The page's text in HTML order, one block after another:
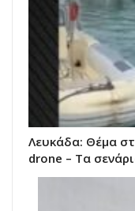
Λευκάδα: Θέμα
drone – Τα